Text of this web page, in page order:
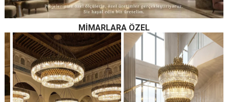
MIMARLARA ÖZEL